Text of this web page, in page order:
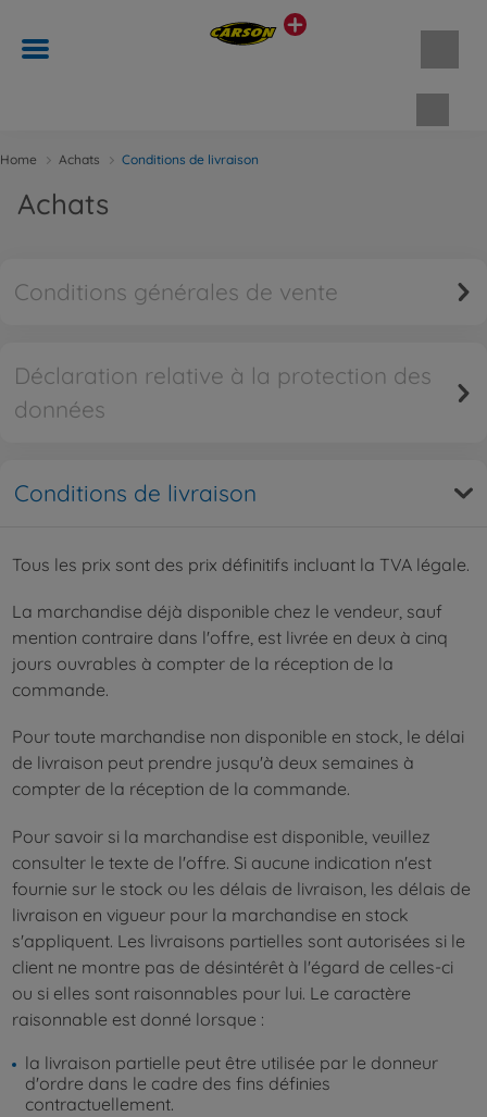
Home Achats Conditions de livraison
Achats
Conditions générales de vente
Déclaration relative à la protection des
données
Conditions de livraison
Tous les prix sont des prix définitifs incluant la TVA légale.
La marchandise déjà disponible chez le vendeur, sauf
mention contraire dans l'offre, est livrée en deux à cinq
jours ouvrables à compter de la réception de la
commande.
Pour toute marchandise non disponible en stock, le délai
de livraison peut prendre jusqu'à deux semaines à
compter de la réception de la commande.
Pour savoir si la marchandise est disponible, veuillez
consulter le texte de l'offre. Si aucune indication n'est
fournie sur le stock ou les délais de livraison, les délais de
livraison en vigueur pour la marchandise en stock
s'appliquent. Les livraisons partielles sont autorisées si le
client ne montre pas de désintérêt à l'égard de celles-ci
ou si elles sont raisonnables pour lui. Le caractère
raisonnable est donné lorsque :
la livraison partielle peut être utilisée par le donneur
d'ordre dans le cadre des fins définies
contractuellement.